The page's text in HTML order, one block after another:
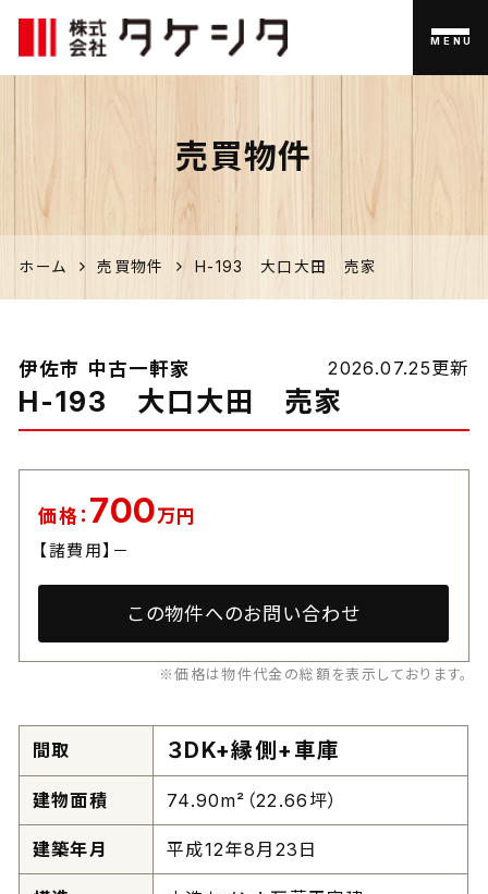
伊佐市
の家づく
り、不動
産のこと
なら「タ
ケシタ」
MENU
売買物件
ホーム 売買物件 H-193 大口大田 売家
伊佐市 中古一軒家
H-193 大口大田 売家
2026.07.25更新
価格：700万円
【諸費用】－
この物件へのお問い合わせ
※価格は物件代金の総額を表示しております。
間取 ３DK+縁側+車庫
建物面積 74.90m²（22.66坪）
建築年月 平成12年8月23日